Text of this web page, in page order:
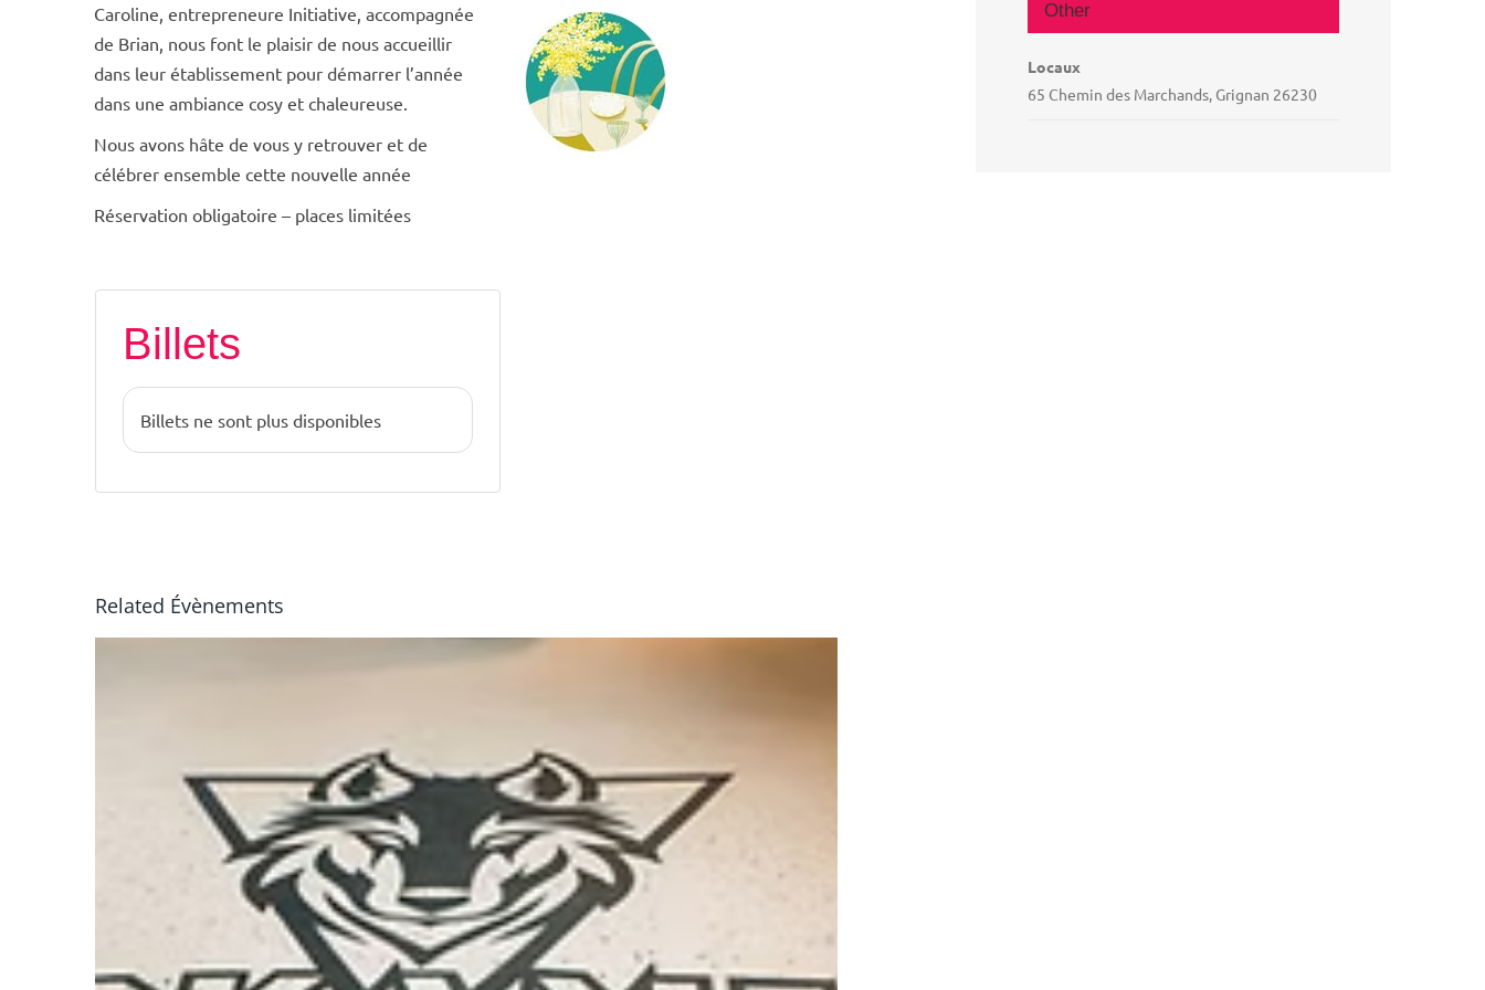
Caroline, entrepreneure Initiative, accompagnée
de Brian, nous font le plaisir de nous accueillir
dans leur établissement pour démarrer l’année
dans une ambiance cosy et chaleureuse.
Nous avons hâte de vous y retrouver et de
célébrer ensemble cette nouvelle année
Réservation obligatoire – places limitées
Billets
Billets ne sont plus disponibles
Related Évènements
Other
Locaux
65 Chemin des Marchands, Grignan 26230